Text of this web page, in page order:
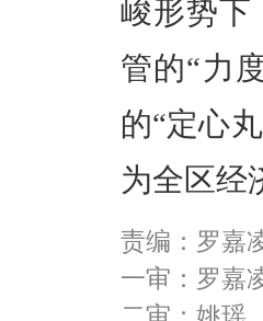
峻形势下
管的“力
的“定心
为全区经
责编：罗嘉
一审：罗嘉